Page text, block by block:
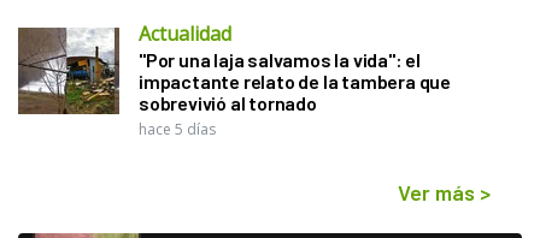
Actualidad
"Por una laja salvamos la vida": el
impactante relato de la tambera que
sobrevivió al tornado
hace 5 días
Ver más >